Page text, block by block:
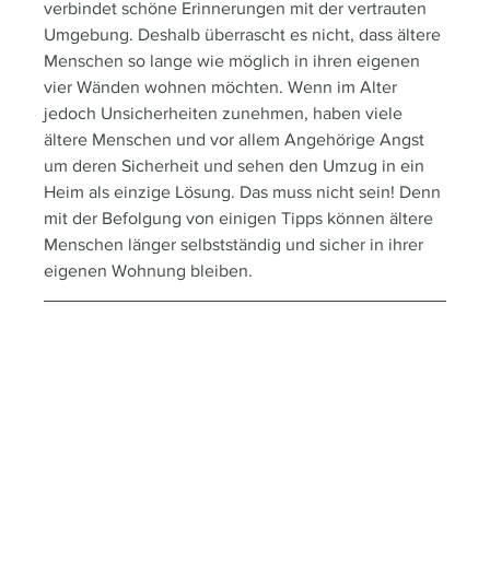
verbindet schöne Erinnerungen mit der vertrauten
Umgebung. Deshalb überrascht es nicht, dass ältere
Menschen so lange wie möglich in ihren eigenen
vier Wänden wohnen möchten. Wenn im Alter
jedoch Unsicherheiten zunehmen, haben viele
ältere Menschen und vor allem Angehörige Angst
um deren Sicherheit und sehen den Umzug in ein
Heim als einzige Lösung. Das muss nicht sein! Denn
mit der Befolgung von einigen Tipps können ältere
Menschen länger selbstständig und sicher in ihrer
eigenen Wohnung bleiben.